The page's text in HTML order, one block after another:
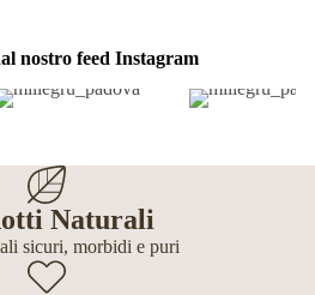
nostro feed Instagram
Naturali
sicuri, morbidi e puri